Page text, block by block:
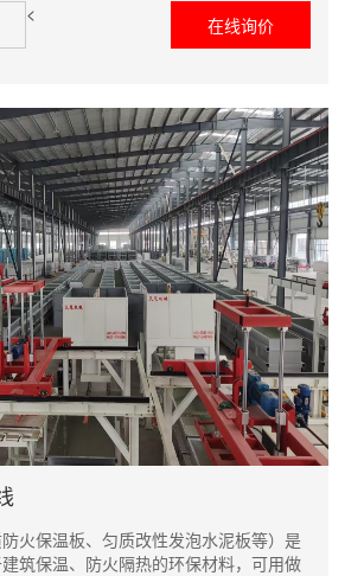
< 在线询价
火保温板、匀质改性发泡水泥板等）是
筑保温、防火隔热的环保材料，可用做